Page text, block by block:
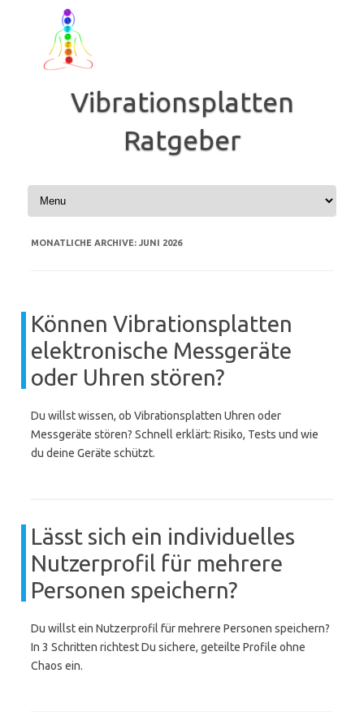
springen
Vibrationsplatten
Ratgeber
MONATLICHE ARCHIVE: JUNI 2026
Können Vibrationsplatten
elektronische Messgeräte
oder Uhren stören?
Du willst wissen, ob Vibrationsplatten Uhren oder
Messgeräte stören? Schnell erklärt: Risiko, Tests und wie
du deine Geräte schützt.
Lässt sich ein individuelles
Nutzerprofil für mehrere
Personen speichern?
Du willst ein Nutzerprofil für mehrere Personen speichern?
In 3 Schritten richtest Du sichere, geteilte Profile ohne
Chaos ein.